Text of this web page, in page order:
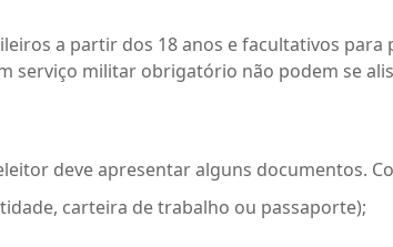
a partir dos 18 anos e facultativos para
serviço militar obrigatório não podem se
deve apresentar alguns documentos.
carteira de trabalho ou passaporte);